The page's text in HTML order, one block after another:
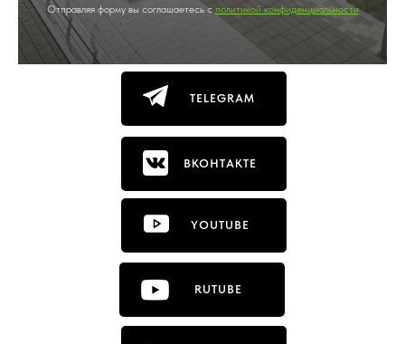
Отправляя форму вы соглашаетесь с политикой конфиденциальности
TELEGRAM
YOUTUBE
ВКОНТАКТЕ
RUTUBE